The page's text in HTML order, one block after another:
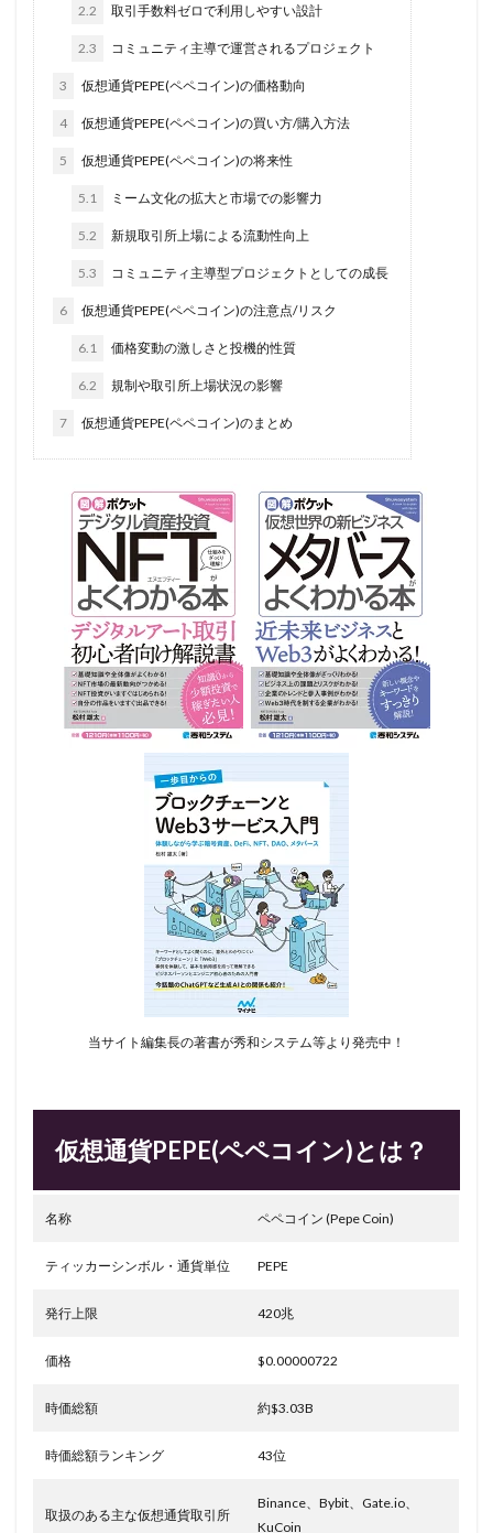
2.2 取引手数料ゼロで利用しやすい設計
2.3 コミュニティ主導で運営されるプロジェクト
3 仮想通貨PEPE(ペペコイン)の価格動向
4 仮想通貨PEPE(ペペコイン)の買い方/購入方法
5 仮想通貨PEPE(ペペコイン)の将来性
5.1 ミーム文化の拡大と市場での影響力
5.2 新規取引所上場による流動性向上
5.3 コミュニティ主導型プロジェクトとしての成長
6 仮想通貨PEPE(ペペコイン)の注意点/リスク
6.1 価格変動の激しさと投機的性質
6.2 規制や取引所上場状況の影響
7 仮想通貨PEPE(ペペコイン)のまとめ
当サイト編集長の著書が秀和システム等より発売中！
仮想通貨PEPE(ペペコイン)とは？
名称 ペペコイン (Pepe Coin)
ティッカーシンボル・通貨単位 PEPE
発行上限 420兆
価格 $0.00000722
時価総額 約$3.03B
時価総額ランキング 43位
取扱のある主な仮想通貨取引所
Binance、Bybit、Gate.io、
KuCoin